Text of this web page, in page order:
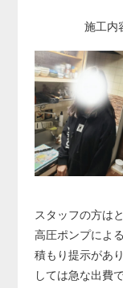
施工内
スタッフの方は
高圧ポンプによ
積もり提示があ
しては急な出費